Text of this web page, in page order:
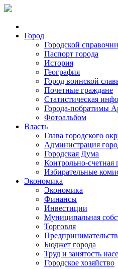
Город
Городской
Паспорт города
История
География
Город воинской
Почетные граждане
Статистическая
Города-побратимы
Фотоальбом
Власть
Глава городского
Администрация
Городская Дума
Контрольно-счетная
Избирательные
Экономика
Экономика
Финансы
Инвестиции
Муниципальная
Торговля
Бюджет города
Труд и занятость
Городское хозяйство